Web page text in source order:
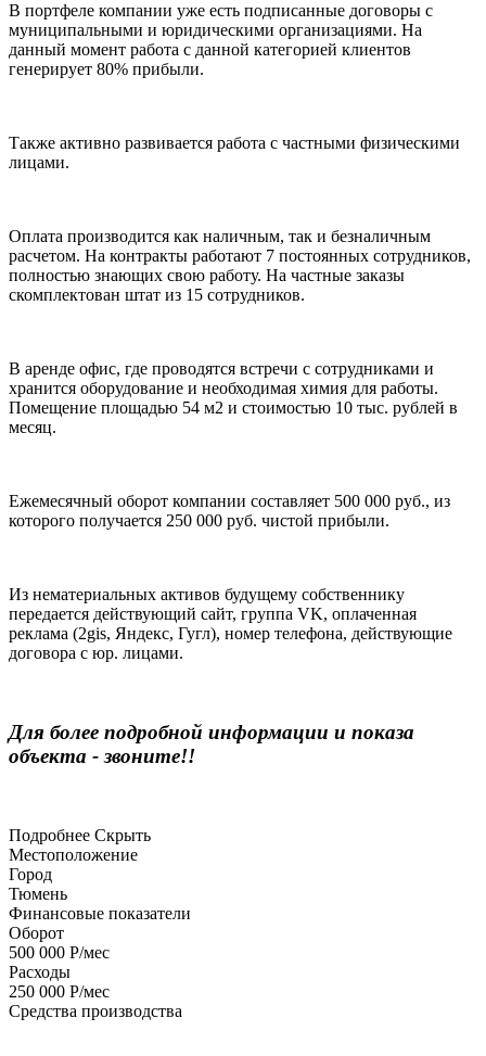
В портфеле компании уже есть подписанные договоры с
муниципальными и юридическими организациями. На
данный момент работа с данной категорией клиентов
генерирует 80% прибыли.
Также активно развивается работа с частными физическими
лицами.
Оплата производится как наличным, так и безналичным
расчетом. На контракты работают 7 постоянных сотрудников,
полностью знающих свою работу. На частные заказы
скомплектован штат из 15 сотрудников.
В аренде офис, где проводятся встречи с сотрудниками и
хранится оборудование и необходимая химия для работы.
Помещение площадью 54 м2 и стоимостью 10 тыс. рублей в
месяц.
Ежемесячный оборот компании составляет 500 000 руб., из
которого получается 250 000 руб. чистой прибыли.
Из нематериальных активов будущему собственнику
передается действующий сайт, группа VK, оплаченная
реклама (2gis, Яндекс, Гугл), номер телефона, действующие
договора с юр. лицами.
Для более подробной информации и показа
объекта - звоните!!
Подробнее Скрыть
Местоположение
Город
Тюмень
Финансовые показатели
Оборот
500 000 Р/мес
Расходы
250 000 Р/мес
Средства производства